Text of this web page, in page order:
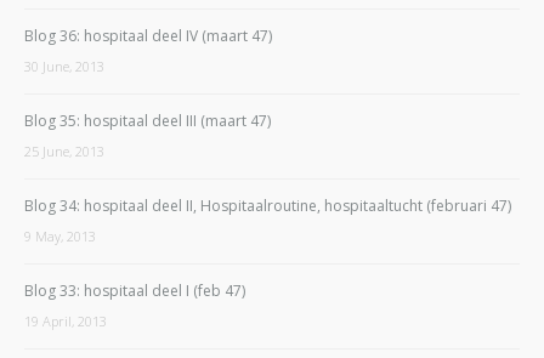
Blog 36: hospitaal deel IV (maart 47)
30 June, 2013
Blog 35: hospitaal deel III (maart 47)
25 June, 2013
Blog 34: hospitaal deel II, Hospitaalroutine, hospitaaltucht (februari 47)
9 May, 2013
Blog 33: hospitaal deel I (feb 47)
19 April, 2013